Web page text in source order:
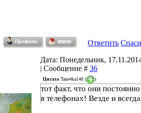
Ответить
Дата: Понедельник,
| Сообщение # 36
Цитата Tane4ka148 ( )
тот факт, что они
в телефонах! Везде и